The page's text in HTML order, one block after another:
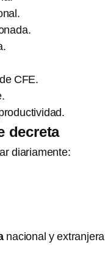
CFE.
decreta
diariamente:
nacional y